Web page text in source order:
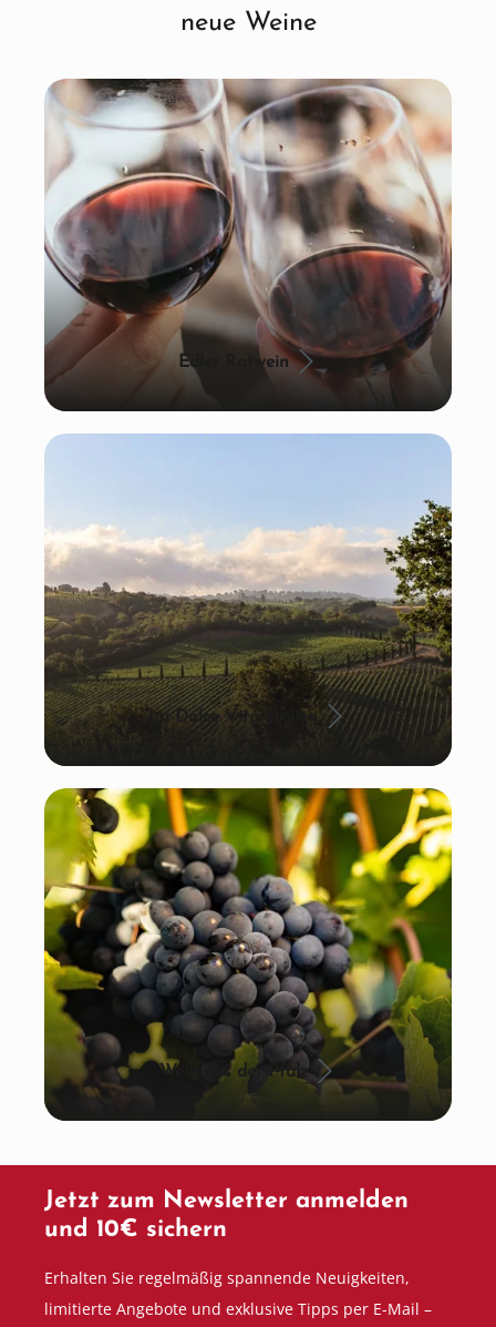
neue Weine
Edler Rotwein
La Dolce Vita: Italien
Wein aus der Pfalz
Jetzt zum Newsletter anmelden
und 10€ sichern
Erhalten Sie regelmäßig spannende Neuigkeiten,
limitierte Angebote und exklusive Tipps per E-Mail –